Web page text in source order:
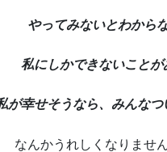
やってみないとわから
私にしかできないことが
が幸せそうなら、みんなつ
なんかうれしくなりませ